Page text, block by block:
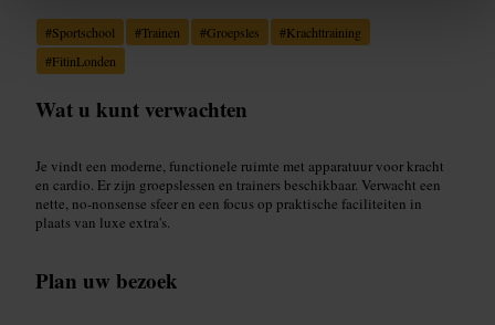
#Sportschool #Trainen #Groepsles #Krachttraining
#FitinLonden
Wat u kunt verwachten
Je vindt een moderne, functionele ruimte met apparatuur voor kracht
en cardio. Er zijn groepslessen en trainers beschikbaar. Verwacht een
nette, no-nonsense sfeer en een focus op praktische faciliteiten in
plaats van luxe extra's.
Plan uw bezoek